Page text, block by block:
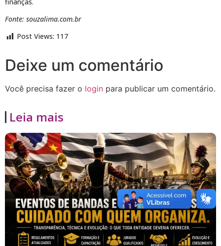
Fonte: souzalima.com.br
Post Views: 117
Deixe um comentário
Você precisa fazer o login para publicar um comentário.
Leia mais